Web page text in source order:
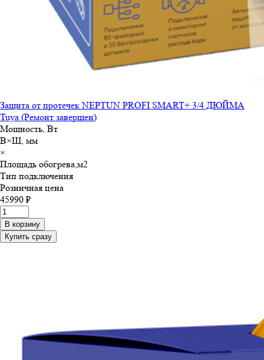
Защита от протечек NEPTUN PROFI SMART+ 3/4 ДЮЙМА
Tuya (Ремонт завершен)
Мощность, Вт
В×Ш, мм
×
Площадь обогрева,м2
Тип подключения
Розничная цена
45990 ₽
В корзину
Купить сразу